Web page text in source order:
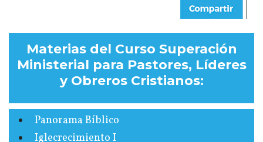
Materias del Curso Superación
Ministerial para Pastores, Líderes
y Obreros Cristianos:
Panorama Bíblico
Iglecrecimiento I